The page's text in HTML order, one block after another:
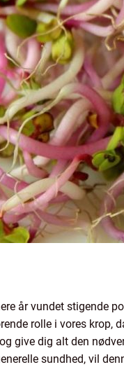
år vundet stigende
rolle i vores krop,
give dig alt den
sundhed, vil